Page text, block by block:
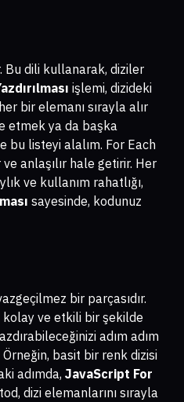
Bu dili kullanarak, diziler
işlemi, dizideki
bir elemanı sırayla alır
etmek ya da başka
bu listeyi alalım. For Each
anlaşılır hale getirir. Her
ve kullanım rahatlığı,
sayesinde, kodunuz
bir parçasıdır.
ve etkili bir şekilde
adım adım
basit bir renk dizisi
adımda, JavaScript For
dizi elemanlarını sırayla